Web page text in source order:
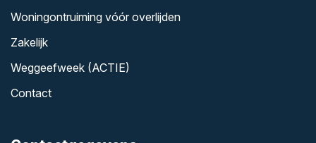
Woningontruiming vóór overlijden
Zakelijk
Weggeefweek (ACTIE)
Contact